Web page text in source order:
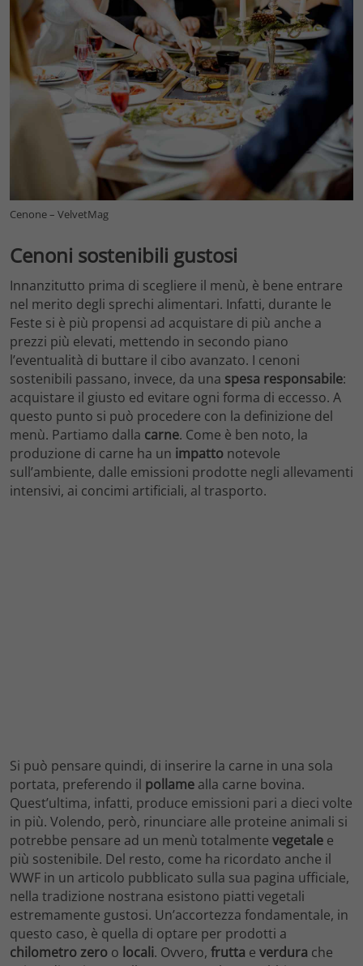
Cenone – VelvetMag
Cenoni sostenibili gustosi
Innanzitutto prima di scegliere il menù, è bene entrare
nel merito degli sprechi alimentari. Infatti, durante le
Feste si è più propensi ad acquistare di più anche a
prezzi più elevati, mettendo in secondo piano
l’eventualità di buttare il cibo avanzato. I cenoni
sostenibili passano, invece, da una spesa responsabile:
acquistare il giusto ed evitare ogni forma di eccesso. A
questo punto si può procedere con la definizione del
menù. Partiamo dalla carne. Come è ben noto, la
produzione di carne ha un impatto notevole
sull’ambiente, dalle emissioni prodotte negli allevamenti
intensivi, ai concimi artificiali, al trasporto.
Si può pensare quindi, di inserire la carne in una sola
portata, preferendo il pollame alla carne bovina.
Quest’ultima, infatti, produce emissioni pari a dieci volte
in più. Volendo, però, rinunciare alle proteine animali si
potrebbe pensare ad un menù totalmente vegetale e
più sostenibile. Del resto, come ha ricordato anche il
WWF in un articolo pubblicato sulla sua pagina ufficiale,
nella tradizione nostrana esistono piatti vegetali
estremamente gustosi. Un’accortezza fondamentale, in
questo caso, è quella di optare per prodotti a
chilometro zero o locali. Ovvero, frutta e verdura che